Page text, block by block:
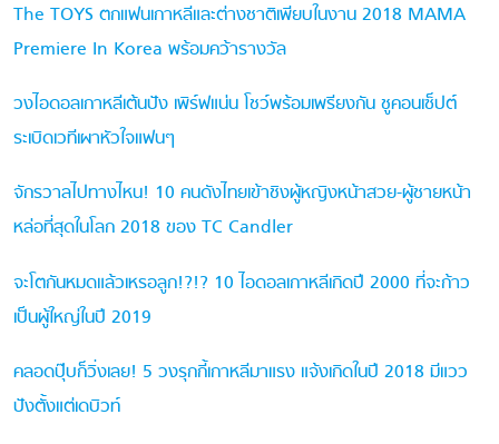
The TOYS ตกแฟนเกาหลีและต่างชาติเพียบในงาน 2018 MAMA⁠
⁠Premiere In Korea พร้อมคว้ารางวัล
วงไอดอลเกาหลีเต้นปัง เพิร์ฟแน่น โชว์พร้อมเพรียงกัน ชูคอนเซ็ปต์
ระเบิดเวทีเผาหัวใจแฟนๆ
จักรวาลไปทางไหน! 10 คนดังไทยเข้าชิงผู้หญิงหน้าสวย-ผู้ชายหน้า
หล่อที่สุดในโลก 2018 ของ TC Candler
จะโตกันหมดแล้วเหรอลูก!?!? 10 ไอดอลเกาหลีเกิดปี 2000 ที่จะก้าว
เป็นผู้ใหญ่ในปี 2019
คลอดปุ๊บก็วิ่งเลย! 5 วงรุกกี้เกาหลีมาแรง แจ้งเกิดในปี 2018 มีแวว
ปังตั้งแต่เดบิวท์